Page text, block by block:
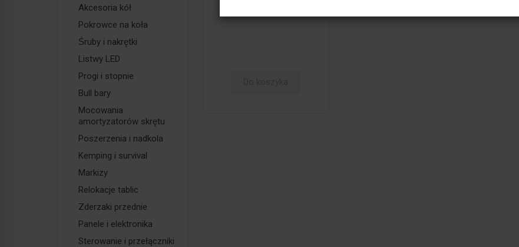
Akcesoria kół
Pokrowce na koła
Śruby i nakrętki
Listwy LED
Progi i stopnie
Bull bary
Mocowania
amortyzatorów skrętu
Poszerzenia i nadkola
Kemping i survival
Markizy
Relokacje tablic
Zderzaki przednie
Panele i elektronika
Sterowanie i przełączniki